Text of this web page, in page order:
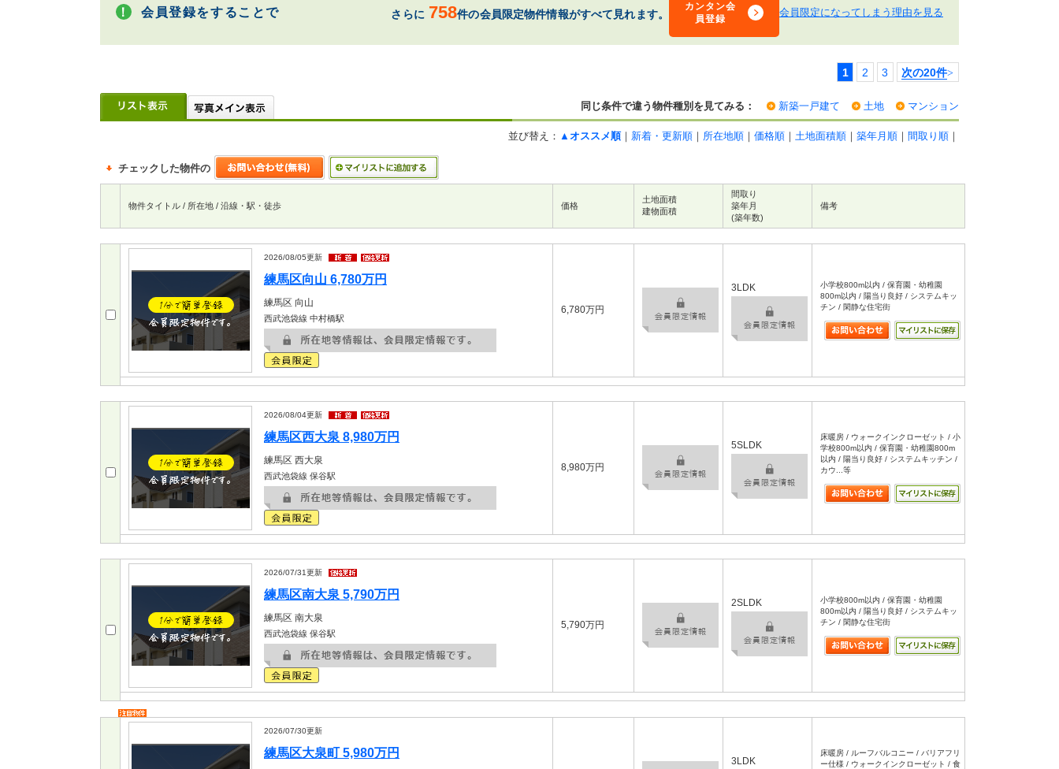
会員登録をすることで さらに 758件の会員限定物件情報がすべて見れます。
カンタン会
員登録
会員限定になってしまう理由を見る
1 2 3 次の20件>
同じ条件で違う物件種別を見てみる： 新築一戸建て 土地 マンション
並び替え： ▲オススメ順｜ 新着・更新順 ｜ 所在地順 ｜ 価格順 ｜ 土地面積順 ｜ 築年月順 ｜ 間取り順 ｜
チェックした物件の
物件タイトル / 所在地 / 沿線・駅・徒歩 価格
土地面積
建物面積
間取り
築年月
(築年数)
備考
2026/08/05更新
練馬区向山 6,780万円
練馬区 向山
西武池袋線 中村橋駅
6,780万円
3LDK
小学校800m以内 / 保育園・幼稚園
800m以内 / 陽当り良好 / システムキッ
チン / 閑静な住宅街
2026/08/04更新
練馬区西大泉 8,980万円
練馬区 西大泉
西武池袋線 保谷駅
8,980万円
5SLDK
床暖房 / ウォークインクローゼット / 小
学校800m以内 / 保育園・幼稚園800m
以内 / 陽当り良好 / システムキッチン /
カウ...等
2026/07/31更新
練馬区南大泉 5,790万円
練馬区 南大泉
西武池袋線 保谷駅
5,790万円
2SLDK
小学校800m以内 / 保育園・幼稚園
800m以内 / 陽当り良好 / システムキッ
チン / 閑静な住宅街
2026/07/30更新
練馬区大泉町 5,980万円
3LDK
床暖房 / ルーフバルコニー / バリアフリ
ー仕様 / ウォークインクローゼット / 食